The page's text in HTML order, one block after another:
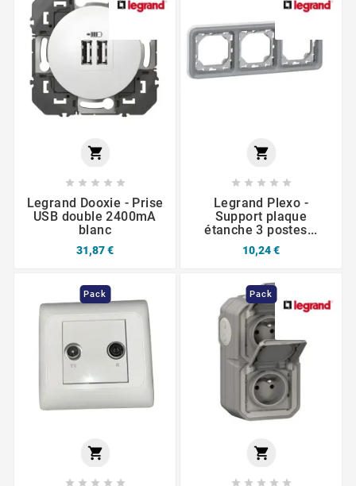

    
Legrand Dooxie - Prise
USB double 2400mA
blanc
31,87 €

    
Legrand Plexo -
Support plaque
étanche 3 postes...
10,24 €
Pack

    
Pack

    